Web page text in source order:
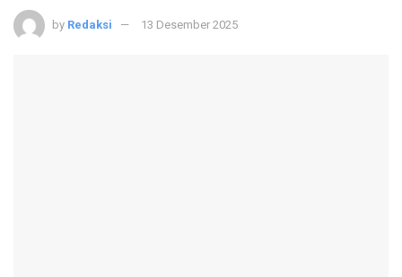
by Redaksi 13 Desember 2025